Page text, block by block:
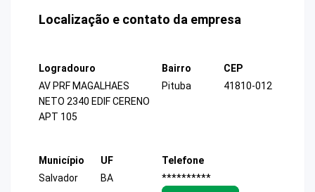
Localização e contato da empresa
Logradouro
AV PRF MAGALHAES
NETO 2340 EDIF CERENO
APT 105
Bairro
Pituba
CEP
41810-012
Município
Salvador
UF
BA
Telefone
**********